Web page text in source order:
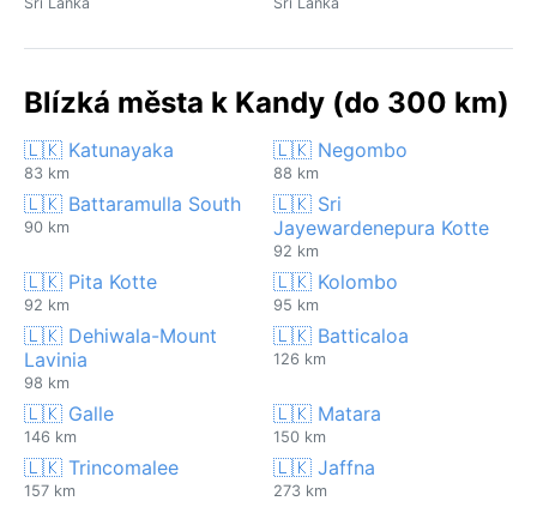
Blízká města k Kandy (do 300 km)
🇱🇰 Katunayaka
83 km
🇱🇰 Negombo
88 km
🇱🇰 Battaramulla South
90 km
🇱🇰 Sri
Jayewardenepura Kotte
92 km
🇱🇰 Pita Kotte
92 km
🇱🇰 Kolombo
95 km
🇱🇰 Dehiwala-Mount
Lavinia
98 km
🇱🇰 Batticaloa
126 km
🇱🇰 Galle
146 km
🇱🇰 Matara
150 km
🇱🇰 Trincomalee
157 km
🇱🇰 Jaffna
273 km